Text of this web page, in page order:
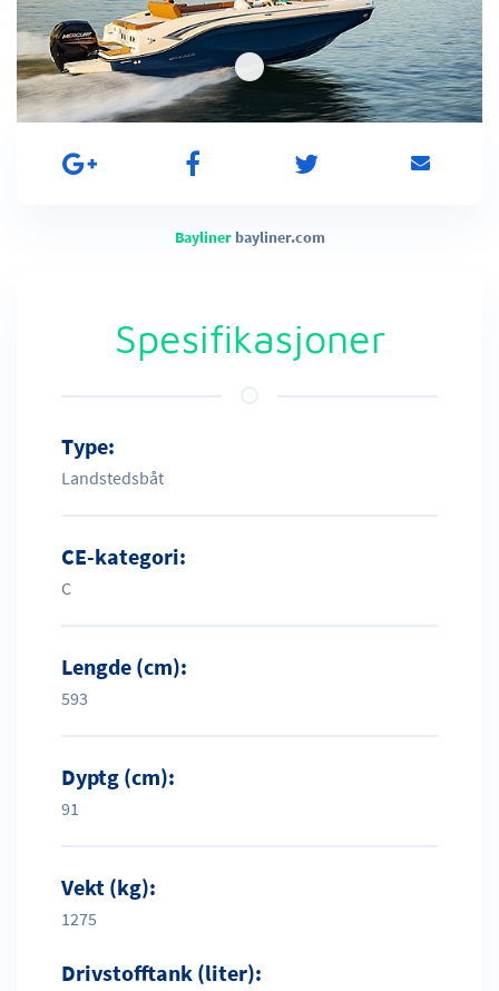
Bayliner bayliner.com
Spesifikasjoner
Type:
Landstedsbåt
CE-kategori:
C
Lengde (cm):
593
Dyptg (cm):
91
Vekt (kg):
1275
Drivstofftank (liter):